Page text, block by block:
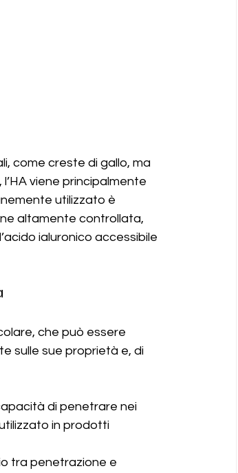
come creste di gallo, ma
viene principalmente
utilizzato è
altamente controllata,
ialuronico accessibile
che può essere
sulle sue proprietà e, di
di penetrare nei
in prodotti
tra penetrazione e